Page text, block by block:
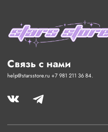
Связь с нами
help@starsstore.ru +7 981 211 36 84.